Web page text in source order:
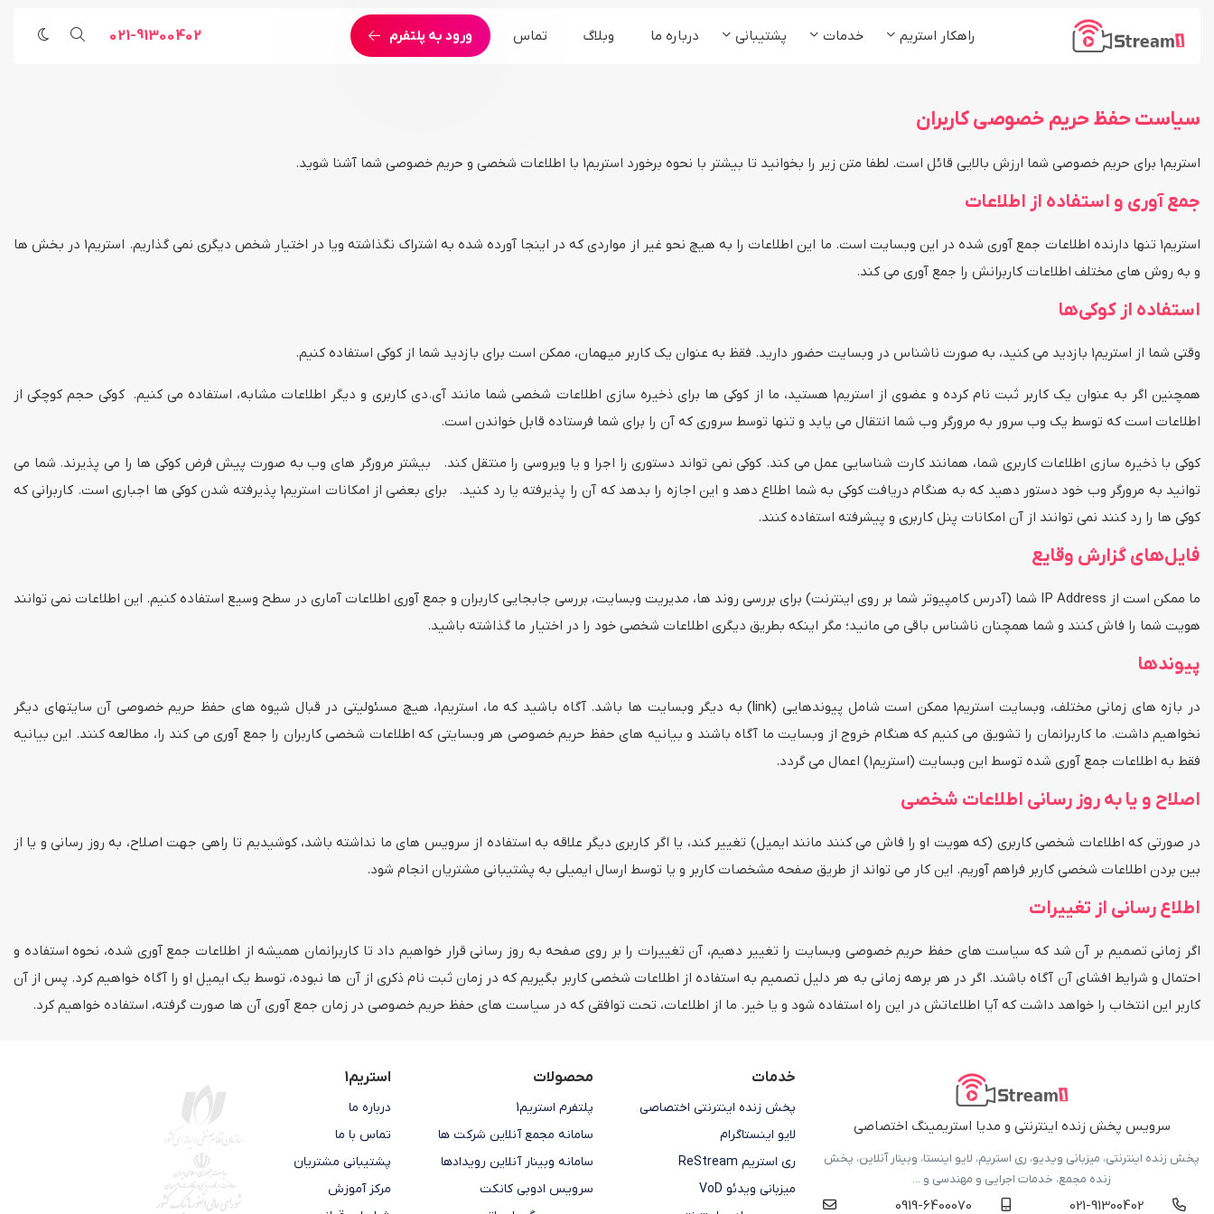
راهکار استریم
شرکت ها و موسسات
خدمات
پخش زنده (Live Stream)
پخش زنده °360 خدمات مهندسی
پشتیبانی درباره ما وبلاگ تماس ورود به پلتفرم 021-91300402
سیاست حفظ حریم خصوصی کاربران
استریم1 برای حریم خصوصی شما ارزش بالایی قائل است. لطفا متن زیر را بخوانید تا بیشتر با نحوه برخورد استریم1 با اطلاعات شخصی و حریم خصوصی شما آشنا شوید.
جمع آوری و استفاده از اطلاعات
استریم1 تنها دارنده اطلاعات جمع آوری شده در این وبسایت است. ما این اطلاعات را به هیچ نحو غیر از مواردی که در اینجا آورده شده به اشتراک نگذاشته ویا در اختیار شخص دیگری نمی گذاریم. استریم1 در بخش ها
و به روش های مختلف اطلاعات کاربرانش را جمع آوری می کند.
استفاده از کوکی‌ها
وقتی شما از استریم1 بازدید می کنید، به صورت ناشناس در وبسایت حضور دارید. فقظ به عنوان یک کاربر میهمان، ممکن است برای بازدید شما از کوکی استفاده کنیم.
همچنین اگر به عنوان یک کاربر ثبت نام کرده و عضوی از استریم1 هستید، ما از کوکی ها برای ذخیره سازی اطلاعات شخصی شما مانند آی.دی کاربری و دیگر اطلاعات مشابه، استفاده می کنیم. کوکی حجم کوچکی از
اطلاعات است که توسط یک وب سرور به مرورگر وب شما انتقال می یابد و تنها توسط سروری که آن را برای شما فرستاده قابل خواندن است.
کوکی با ذخیره سازی اطلاعات کاربری شما، همانند کارت شناسایی عمل می کند. کوکی نمی تواند دستوری را اجرا و یا ویروسی را منتقل کند. بیشتر مرورگر های وب به صورت پیش فرض کوکی ها را می پذیرند. شما می
توانید به مرورگر وب خود دستور دهید که به هنگام دریافت کوکی به شما اطلاع دهد و این اجازه را بدهد که آن را پذیرفته یا رد کنید. برای بعضی از امکانات استریم1 پذیرفته شدن کوکی ها اجباری است. کاربرانی که
کوکی ها را رد کنند نمی توانند از آن امکانات پنل کاربری و پیشرفته استفاده کنند.
فایل‌های گزارش وقایع
ما ممکن است از IP Address شما (آدرس کامپیوتر شما بر روی اینترنت) برای بررسی روند ها، مدیریت وبسایت، بررسی جابجایی کاربران و جمع آوری اطلاعات آماری در سطح وسیع استفاده کنیم. این اطلاعات نمی توانند
هویت شما را فاش کنند و شما همچنان ناشناس باقی می مانید؛ مگر اینکه بطریق دیگری اطلاعات شخصی خود را در اختیار ما گذاشته باشید.
پیوندها
در بازه های زمانی مختلف، وبسایت استریم1 ممکن است شامل پیوندهایی (link) به دیگر وبسایت ها باشد. آگاه باشید که ما، استریم1، هیچ مسئولیتی در قبال شیوه های حفظ حریم خصوصی آن سایتهای دیگر
نخواهیم داشت. ما کاربرانمان را تشویق می کنیم که هنگام خروج از وبسایت ما آگاه باشند و بیانیه های حفظ حریم خصوصی هر وبسایتی که اطلاعات شخصی کاربران را جمع آوری می کند را، مطالعه کنند. این بیانیه
فقط به اطلاعات جمع آوری شده توسط این وبسایت (استریم1) اعمال می گردد.
اصلاح و یا به روز رسانی اطلاعات شخصی
در صورتی که اطلاعات شخصی کاربری (که هویت او را فاش می کنند مانند ایمیل) تغییر کند، یا اگر کاربری دیگر علاقه به استفاده از سرویس های ما نداشته باشد، کوشیدیم تا راهی جهت اصلاح، به روز رسانی و یا از
بین بردن اطلاعات شخصی کاربر فراهم آوریم. این کار می تواند از طریق صفحه مشخصات کاربر و یا توسط ارسال ایمیلی به پشتیبانی مشتریان انجام شود.
اطلاع رسانی از تغییرات
اگر زمانی تصمیم بر آن شد که سیاست های حفظ حریم خصوصی وبسایت را تغییر دهیم، آن تغییرات را بر روی صفحه به روز رسانی قرار خواهیم داد تا کاربرانمان همیشه از اطلاعات جمع آوری شده، نحوه استفاده و
احتمال و شرایط افشای آن آگاه باشند. اگر در هر برهه زمانی به هر دلیل تصمیم به استفاده از اطلاعات شخصی کاربر بگیریم که در زمان ثبت نام ذکری از آن ها نبوده، توسط یک ایمیل او را آگاه خواهیم کرد. پس از آن
کاربر این انتخاب را خواهد داشت که آیا اطلاعاتش در این راه استفاده شود و یا خیر. ما از اطلاعات، تحت توافقی که در سیاست های حفظ حریم خصوصی در زمان جمع آوری آن ها صورت گرفته، استفاده خواهیم کرد.
سرویس پخش زنده اینترنتی و مدیا استریمینگ اختصاصی
پخش زنده اینترنتی، میزبانی ویدیو، ری استریم، لایو اینستا، وبینار آنلاین، پخش
زنده مجمع، خدمات اجرایی و مهندسی و ...
021-91300402
0919-6400070
خدمات
پخش زنده اینترنتی اختصاصی
لایو اینستاگرام
ری استریم ReStream
میزبانی ویدئو VoD
محصولات
پلتفرم استریم1
سامانه مجمع آنلاین شرکت ها
سامانه وبینار آنلاین رویدادها
سرویس ادوبی کانکت
استریم1
درباره ما
تماس با ما
پشتیبانی مشتریان
مرکز آموزش